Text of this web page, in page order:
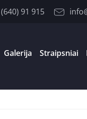
91 915
Galerija Straipsniai